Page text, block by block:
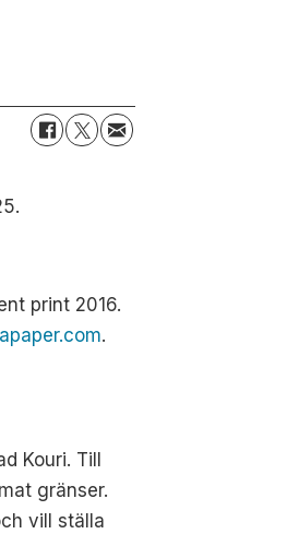
print 2016.
.
Kouri. Till
gränser.
vill ställa